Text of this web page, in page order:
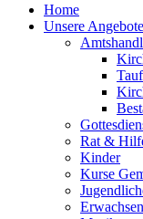
Home
Unsere Angebote
Rat &
Kinder
Kurse